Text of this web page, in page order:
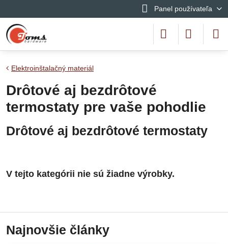
Panel používateľa
Elektroinštalačný materiál
Drôtové aj bezdrôtové
termostaty pre vaše pohodlie
Drôtové aj bezdrôtové termostaty
Najnovšie články